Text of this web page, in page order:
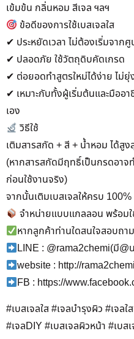
เข้มข้น กลิ่นหอม สีเจล ฯลฯ
ข้อดีของการใช้เบสเจลใส
✔ ประหยัดเวลา ไม่ต้องเริ่มจาก
✔ ปลอดภัย ใช้วัตถุดิบคัดเกรด
✔ ต่อยอดทำสูตรใหม่ได้ง่าย ไม่ยุ่
✔ เหมาะกับทั้งผู้เริ่มต้นและมือ
เอง
วิธีใช้
เติมสารสกัด + สี + น้ำหอม ได้สู
(หากสารสกัดมีฤทธิ์เป็นกรดอาจ
ก่อนใช้งานจริง)
จากนั้นเติมเบสเจลให้ครบ 100%
จำหน่ายแบบแกลลอน พร้อม
หากลูกค้าท่านใดสนใจสอบถา
LINE : @rama2chemi(มี@
website : http://
FB : https://
#เบสเจลใส #เจลบำรุงผิว #เจ
#เจลDIY #เบสเจลผิวหน้า #เบส